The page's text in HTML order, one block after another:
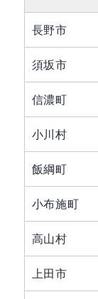
長野市
須坂市
信濃町
小川村
飯綱町
小布施町
高山村
上田市